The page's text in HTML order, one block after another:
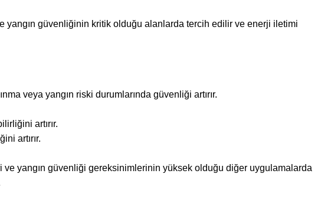
yangın güvenliğinin kritik olduğu alanlarda tercih edilir ve enerji iletimi
veya yangın riski durumlarında güvenliği artırır.
artırır.
artırır.
yangın güvenliği gereksinimlerinin yüksek olduğu diğer uygulamalarda